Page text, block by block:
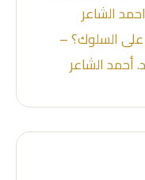
الشاعر
السلوك؟ –
أحمد الشاعر